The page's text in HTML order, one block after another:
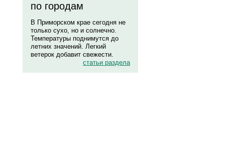
по городам
В Приморском крае сегодня не
только сухо, но и солнечно.
Температуры поднимутся до
летних значений. Легкий
ветерок добавит свежести.
статьи раздела